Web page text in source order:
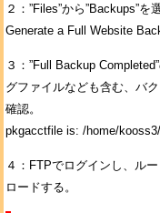
２：”Files”から”Backups”
Generate a Full Website
３：”Full Backup
グファイルなども含む、バ
確認。
pkgacctfile is: /home/
４：FTPでログインし、ル
ロードする。